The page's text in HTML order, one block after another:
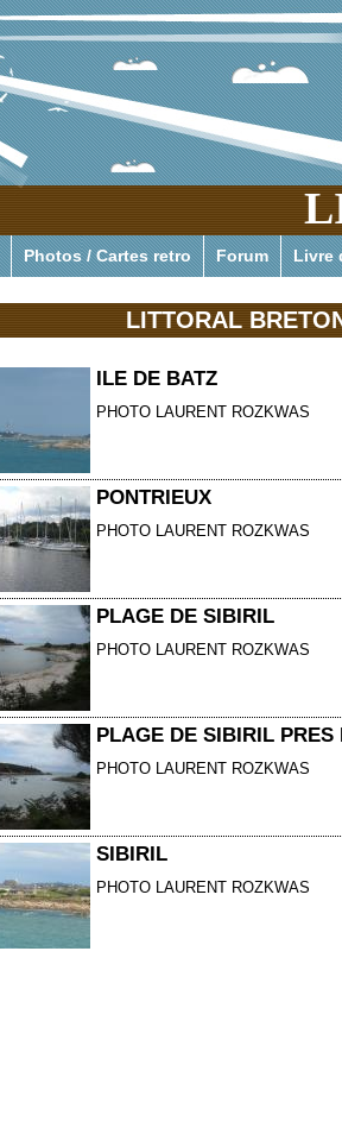
Pour tout savoir ou presque de l'actualité
Photos / Cartes retro Forum Livre
LITTORAL
ILE DE BATZ
PHOTO LAURENT ROZKWAS
PONTRIEUX
PHOTO LAURENT ROZKWAS
PLAGE DE SIBIRIL
PHOTO LAURENT ROZKWAS
PLAGE DE SIBIRIL PRES
PHOTO LAURENT ROZKWAS
SIBIRIL
PHOTO LAURENT ROZKWAS